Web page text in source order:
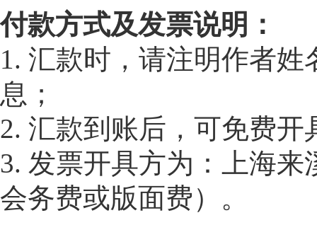
付款方式及发票说明：
1. 汇款时，请注明作者
息；
2. 汇款到账后，可免费
3. 发票开具方为：上海
会务费或版面费）。